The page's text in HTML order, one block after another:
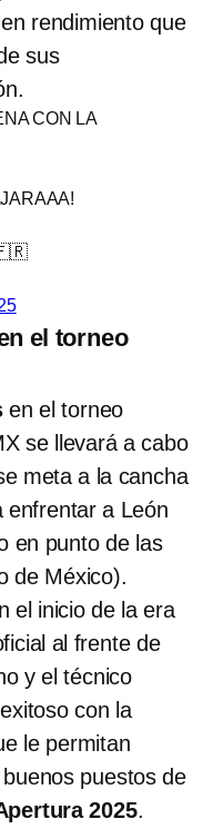
rendimiento que
sus
CON LA
🇫🇷
el torneo
en el torneo
se llevará a cabo
meta a la cancha
enfrentar a León
en punto de las
de México).
el inicio de la era
al frente de
y el técnico
con la
le permitan
puestos de
2025.